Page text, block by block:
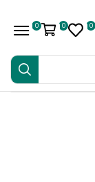
0
0
0